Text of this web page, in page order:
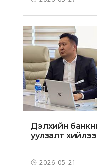
Дэлхийн
уулзалт хийлээ
2026-05-21